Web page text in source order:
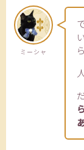
ミーシャ